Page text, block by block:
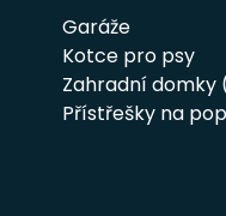
Garáže
Kotce pro psy
Zahradní domky
Přístřešky na